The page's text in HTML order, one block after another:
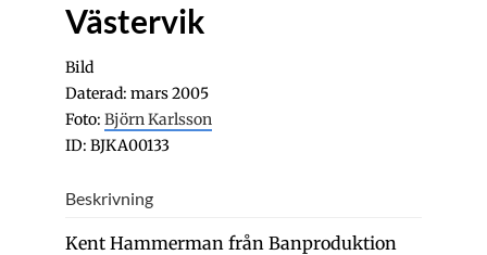
Västervik
Bild
Daterad: mars 2005
Foto: Björn Karlsson
ID: BJKA00133
Beskrivning
Kent Hammerman från Banproduktion